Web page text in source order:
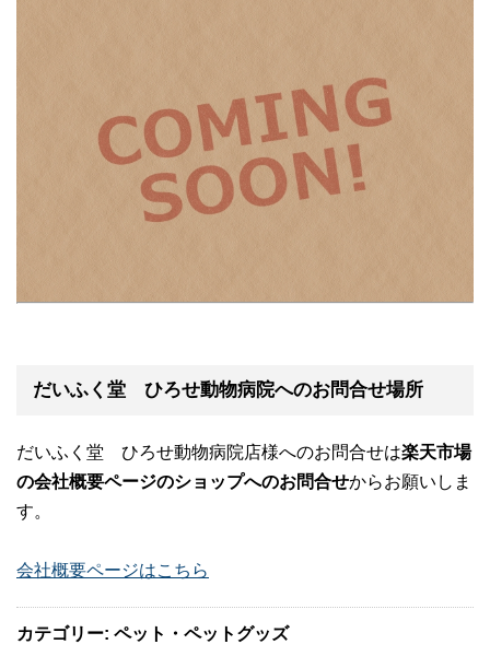
だいふく堂 ひろせ動物病院へのお問合せ場所
だいふく堂 ひろせ動物病院店様へのお問合せは楽天市場
の会社概要ページのショップへのお問合せからお願いしま
す。
会社概要ページはこちら
カテゴリー: ペット・ペットグッズ